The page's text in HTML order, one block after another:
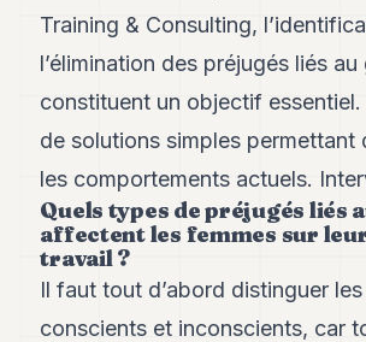
38
Andy
Andy
35
Andy
34
Andy
33
Andy
32
Training & Consulting,
l’élimination des préjugés liés au
constituent un objectif
de solutions simples permettant
les comportements actuels.
Quels types de préjugés liés
affectent les femmes sur
travail ?
Il faut tout d’abord distinguer
conscients et inconscients, car